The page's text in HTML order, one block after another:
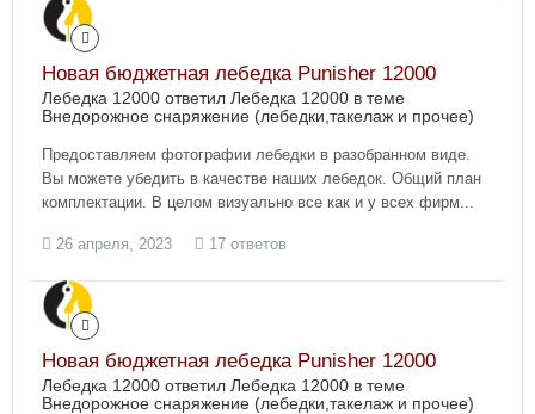
Новая бюджетная лебедка Punisher 12000
Лебедка 12000 ответил Лебедка 12000 в теме
Внедорожное снаряжение (лебедки,такелаж и прочее)
Предоставляем фотографии лебедки в разобранном виде.
Вы можете убедить в качестве наших лебедок. Общий план
комплектации. В целом визуально все как и у всех фирм...
26 апреля, 2023 17 ответов
Новая бюджетная лебедка Punisher 12000
Лебедка 12000 ответил Лебедка 12000 в теме
Внедорожное снаряжение (лебедки,такелаж и прочее)